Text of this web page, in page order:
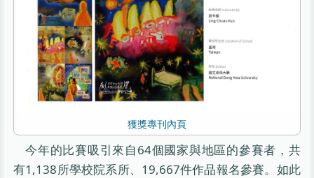
獲獎專刊內頁
今年的比賽吸引來自64個國家與地區的參賽者，共
有1,138所學校院系所、19,667件作品報名參賽。如此